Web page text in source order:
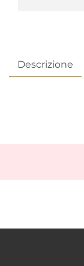
Descrizione